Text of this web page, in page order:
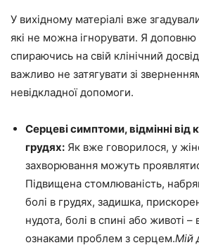
У вихідному матеріалі вже
які не можна ігнорувати. Я
спираючись на свій клінічний
важливо не затягувати зі
невідкладної допомоги.
Серцеві симптоми, відмінні від
грудях: Як вже говорилося, у
захворювання можуть
Підвищена стомлюваність,
болі в грудях, задишка,
нудота, болі в спині або животі
ознаками проблем з серцем.Мій